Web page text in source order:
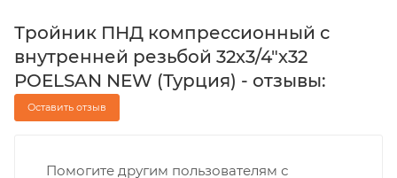
Тройник ПНД компрессионный с
внутренней резьбой 32х3/4"х32
POELSAN NEW (Турция) - отзывы:
Оставить отзыв
Помогите другим пользователям с